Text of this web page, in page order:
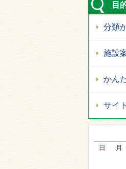
目
分類
施設
かん
サイ
日 月